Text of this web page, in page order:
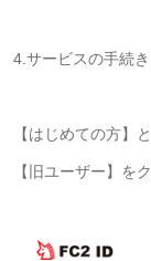
4.サービスの手続き
【はじめての方】
【旧ユーザー】を